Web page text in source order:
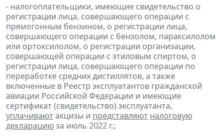
- налогоплательщики, имеющие свидетельство о
регистрации лица, совершающего операции с
прямогонным бензином, о регистрации лица,
совершающего операции с бензолом, параксилолом
или ортоксилолом, о регистрации организации,
совершающей операции с этиловым спиртом, о
регистрации лица, совершающего операции по
переработке средних дистиллятов, а также
включенные в Реестр эксплуатантов гражданской
авиации Российской Федерации и имеющие
сертификат (свидетельство) эксплуатанта,
уплачиваютакцизы и представляют налоговую
декларациюза июль 2022 г.;